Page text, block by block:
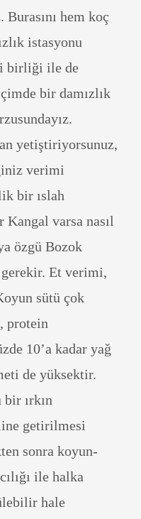
hem koç
istasyonu
birliği ile de
bir damızlık
yetiştiriyorsunuz,
verimi
bir ıslah
Kangal varsa nasıl
özgü Bozok
Et verimi,
sütü çok
protein
10’a kadar yağ
de yüksektir.
ırkın
getirilmesi
sonra koyun-
ile halka
hale